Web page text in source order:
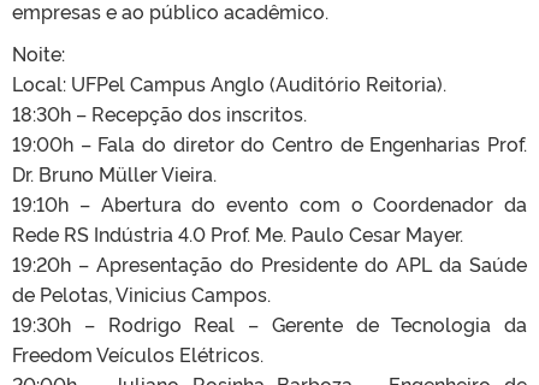
empresas e ao público acadêmico.
Noite:
Local: UFPel Campus Anglo (Auditório Reitoria).
18:30h – Recepção dos inscritos.
19:00h – Fala do diretor do Centro de Engenharias Prof.
Dr. Bruno Müller Vieira.
19:10h – Abertura do evento com o Coordenador da
Rede RS Indústria 4.0 Prof. Me. Paulo Cesar Mayer.
19:20h – Apresentação do Presidente do APL da Saúde
de Pelotas, Vinicius Campos.
19:30h – Rodrigo Real – Gerente de Tecnologia da
Freedom Veículos Elétricos.